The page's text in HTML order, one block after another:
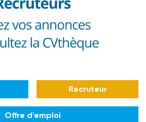
Recruteur
Offre d'emploi